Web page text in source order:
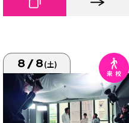
8/8(土)